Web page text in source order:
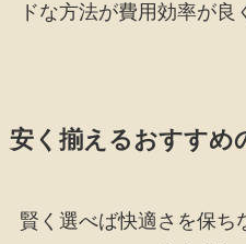
ドな方法が費用効率が良
安く揃えるおすすめ
賢く選べば快適さを保ち